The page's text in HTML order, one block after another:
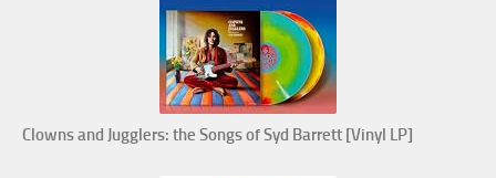
Clowns and Jugglers: the Songs of Syd Barrett [Vinyl LP]